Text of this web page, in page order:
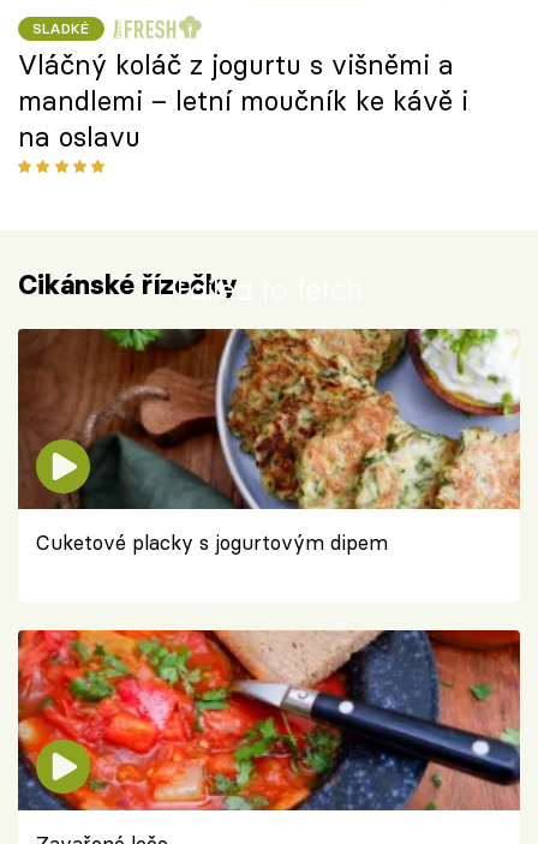
SLADKÉ
Vláčný koláč z jogurtu s višněmi a
mandlemi – letní moučník ke kávě i
na oslavu
Failed to fetch
Cikánské řízečky
Cuketové placky s jogurtovým dipem